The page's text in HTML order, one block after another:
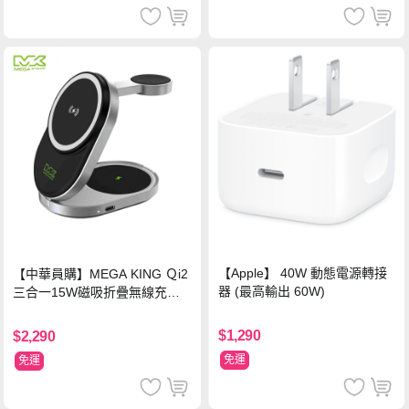
【中華員購】MEGA KING Ｑi2
三合一15W磁吸折疊無線充電
$2,290
免運
【Apple】 40W 動態電源轉接
器 (最高輸出 60W)
$1,290
免運